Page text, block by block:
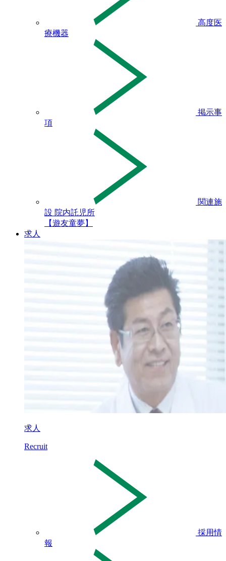
高度医
療機器
掲示事
項
関連施
設 院内託児所
【遊友童夢】
求人
求人
Recruit
採用情
報